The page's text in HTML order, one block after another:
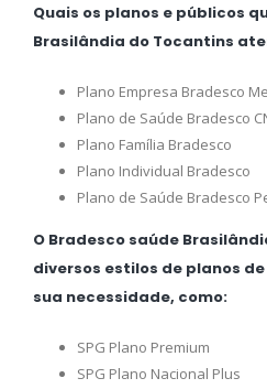
Quais os planos e públicos
Brasilândia do Tocantins
Plano Empresa Bradesco
Plano de Saúde Bradesco
Plano Família Bradesco
Plano Individual Bradesco
Plano de Saúde Bradesco
O Bradesco saúde
diversos estilos de planos
sua necessidade, como:
SPG Plano Premium
SPG Plano Nacional Plus